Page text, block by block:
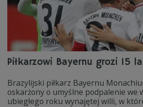
Piłkarzowi Bayernu grozi 15
Brazylijski piłkarz Bayernu
oskarżony o umyślne podpalenie we
ubiegłego roku wynajętej willi, w